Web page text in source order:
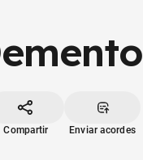
Compartir Enviar acordes